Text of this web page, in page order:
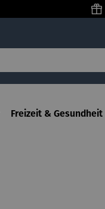
Freizeit & Gesundheit